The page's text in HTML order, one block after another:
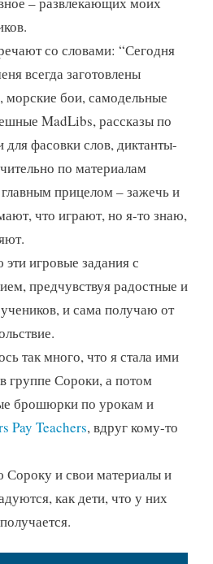
со словами: “Сегодня
всегда заготовлены
морские бои, самодельные
MadLibs, рассказы по
фасовки слов, диктанты-
по материалам
прицелом – зажечь и
что играют, но я-то знаю,
игровые задания с
предчувствуя радостные и
и сама получаю от
так много, что я стала ими
группе Сороки, а потом
брошюрки по урокам и
Pay Teachers, вдруг кому-то
Сороку и свои материалы и
как дети, что у них